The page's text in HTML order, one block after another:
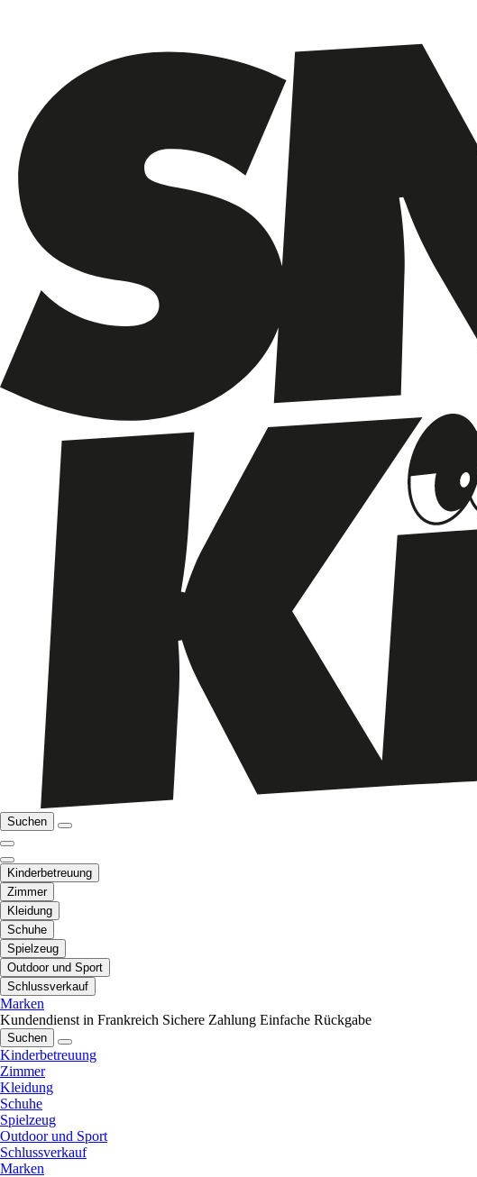
Suchen
Kinderbetreuung
Zimmer
Kleidung
Schuhe
Spielzeug
Outdoor und Sport
Schlussverkauf
Marken
Kundendienst in Frankreich Sichere Zahlung Einfache Rückgabe
Suchen
Kinderbetreuung
Zimmer
Kleidung
Schuhe
Spielzeug
Outdoor und Sport
Schlussverkauf
Marken